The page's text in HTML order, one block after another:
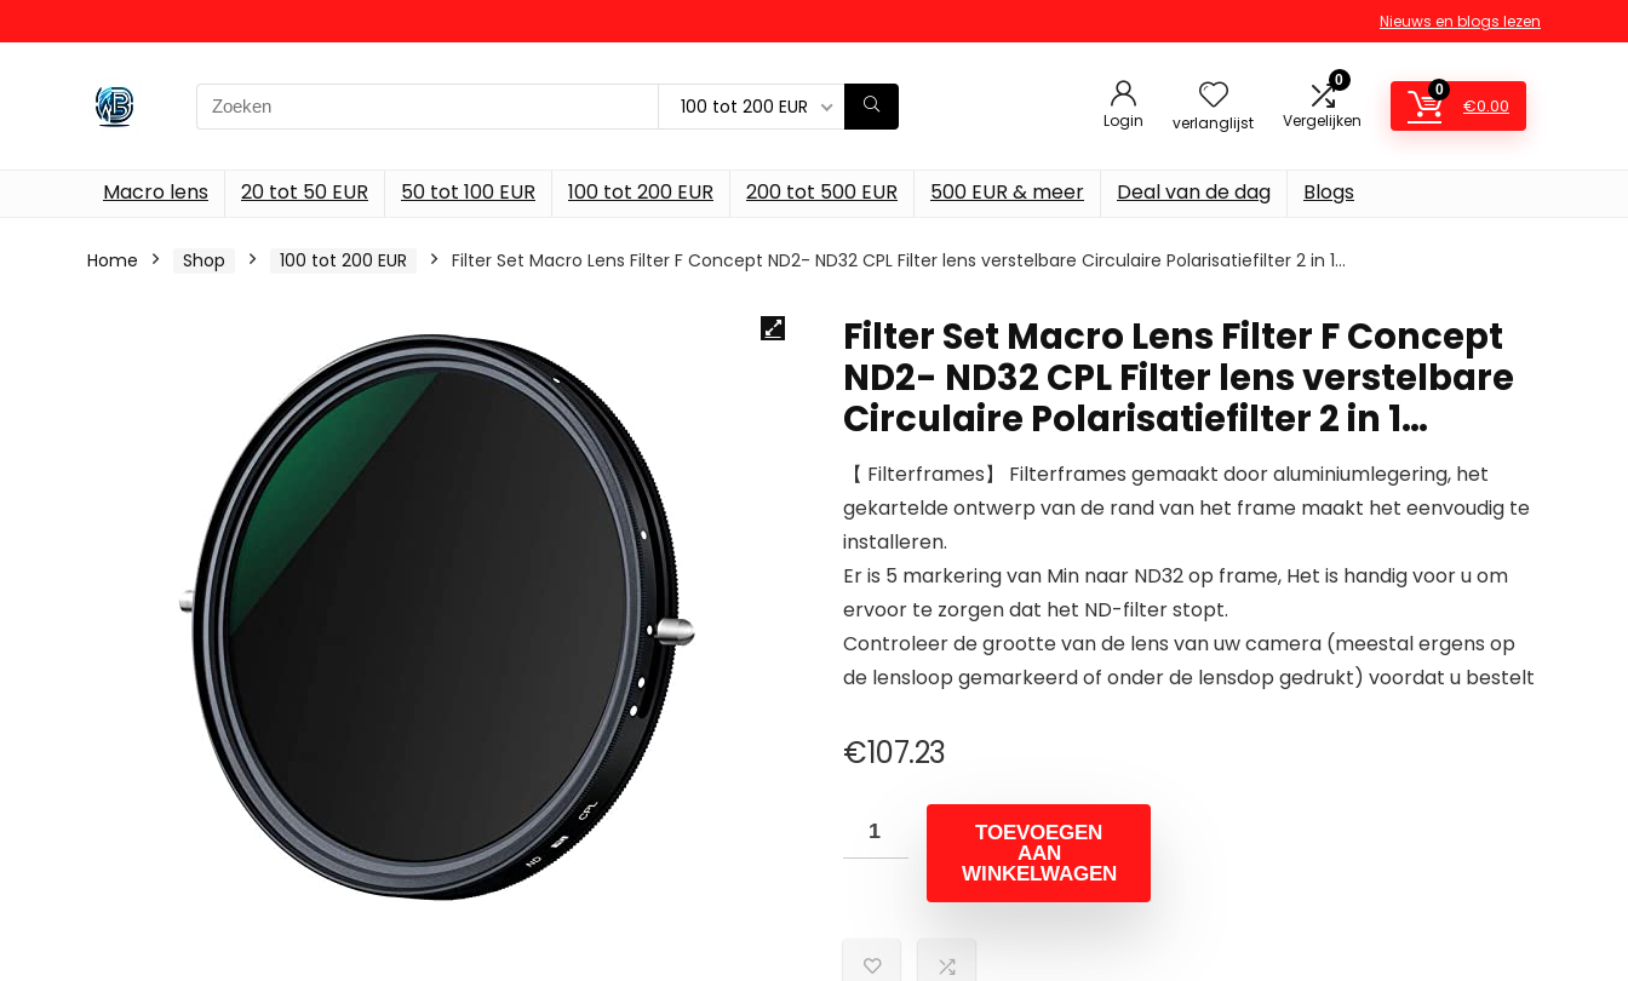
Nieuws en blogs lezen
Search
for:
100 tot 200 EUR
Login verlanglijst
0
Vergelijken
0
€0.00
Macro lens 20 tot 50 EUR 50 tot 100 EUR 100 tot 200 EUR 200 tot 500 EUR 500 EUR & meer Deal van de dag Blogs
Home Shop 100 tot 200 EUR Filter Set Macro Lens Filter F Concept ND2- ND32 CPL Filter lens verstelbare Circulaire Polarisatiefilter 2 in 1…
Filter Set Macro Lens Filter F Concept
ND2- ND32 CPL Filter lens verstelbare
Circulaire Polarisatiefilter 2 in 1…
【 Filterframes】 Filterframes gemaakt door aluminiumlegering, het
gekartelde ontwerp van de rand van het frame maakt het eenvoudig te
installeren.
Er is 5 markering van Min naar ND32 op frame, Het is handig voor u om
ervoor te zorgen dat het ND-filter stopt.
Controleer de grootte van de lens van uw camera (meestal ergens op
de lensloop gemarkeerd of onder de lensdop gedrukt) voordat u bestelt
€107.23
TOEVOEGEN
AAN
WINKELWAGEN